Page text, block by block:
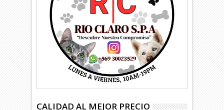
CALIDAD AL MEJOR PRECIO